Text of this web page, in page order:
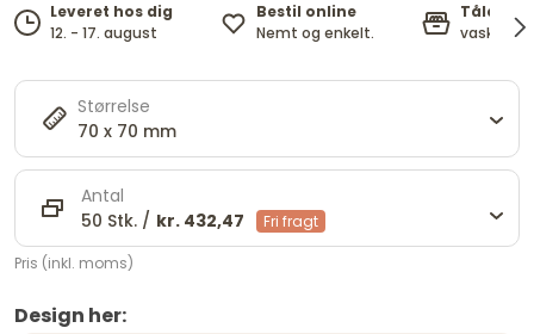
Leveret hos dig
12. - 17. august
Bestil online
Nemt og enkelt.
Tåler
vask op
Størrelse
70 x 70 mm
Antal
50 Stk. / kr. 432,47 Fri fragt
Pris (inkl. moms)
Design her: